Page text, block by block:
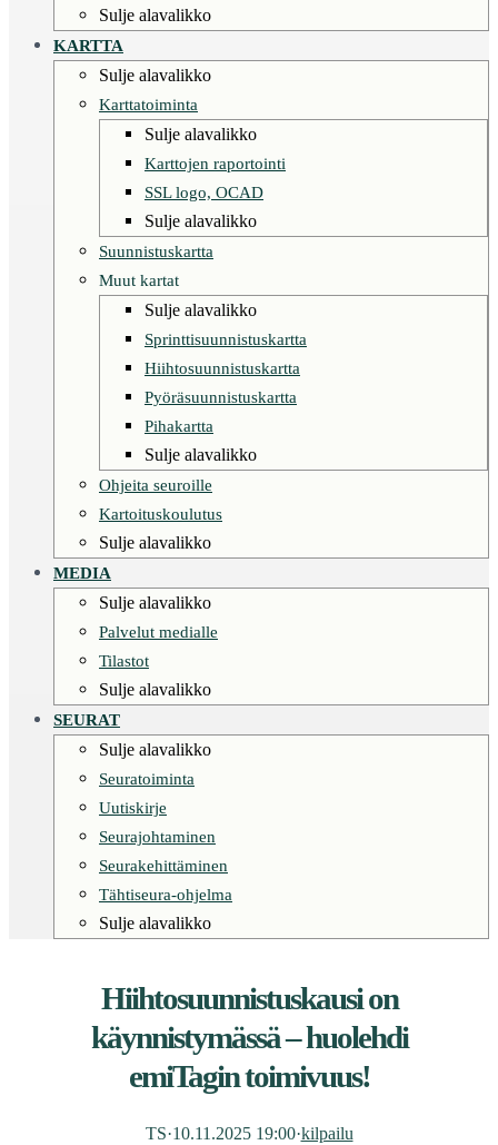
Sulje alavalikko
KARTTA
Sulje alavalikko
Karttatoiminta
Sulje alavalikko
Karttojen raportointi
SSL logo, OCAD
Sulje alavalikko
Suunnistuskartta
Muut kartat
Sulje alavalikko
Sprinttisuunnistuskartta
Hiihtosuunnistuskartta
Pyöräsuunnistuskartta
Pihakartta
Sulje alavalikko
Ohjeita seuroille
Kartoituskoulutus
Sulje alavalikko
MEDIA
Sulje alavalikko
Palvelut medialle
Tilastot
Sulje alavalikko
SEURAT
Sulje alavalikko
Seuratoiminta
Uutiskirje
Seurajohtaminen
Seurakehittäminen
Tähtiseura-ohjelma
Sulje alavalikko
Hiihtosuunnistuskausi on
käynnistymässä – huolehdi
emiTagin toimivuus!
TS·10.11.2025 19:00·kilpailu